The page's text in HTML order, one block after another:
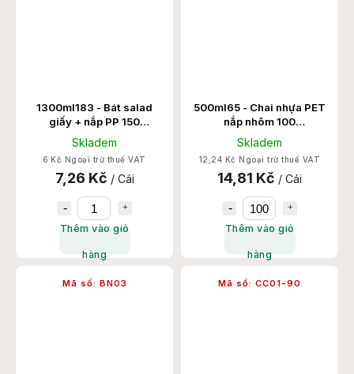
1300ml183 - Bát salad
giấy + nắp PP 150
Set/Thùng
Skladem
6 Kč Ngoại trừ thuế VAT
7,26 Kč / Cái
Thêm vào giỏ
hàng
500ml65 - Chai nhựa PET
nắp nhôm 100
Chiếc/Thùng
Skladem
12,24 Kč Ngoại trừ thuế VAT
14,81 Kč / Cái
Thêm vào giỏ
hàng
Mã số: BN03 Mã số: CC01-90